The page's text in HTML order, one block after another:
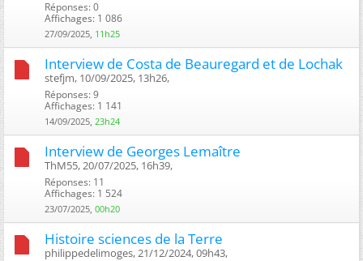
Réponses: 0
Affichages: 1 086
27/09/2025, 11h25
Interview de Costa de Beauregard et de Lochak
stefjm, 10/09/2025, 13h26, ‎
Réponses: 9
Affichages: 1 141
14/09/2025, 23h24
Interview de Georges Lemaître
ThM55, 20/07/2025, 16h39, ‎
Réponses: 11
Affichages: 1 524
23/07/2025, 00h20
Histoire sciences de la Terre
philippedelimoges, 21/12/2024, 09h43, ‎